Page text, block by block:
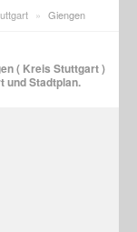
» Giengen
( Kreis Stuttgart )
und Stadtplan.